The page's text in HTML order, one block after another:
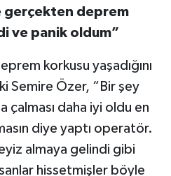
gerçekten deprem
ve panik oldum”
korkusu yaşadığını
Semire Özer, “Bir şey
çalması daha iyi oldu en
diye yaptı operatör.
almaya gelindi gibi
hissetmişler böyle